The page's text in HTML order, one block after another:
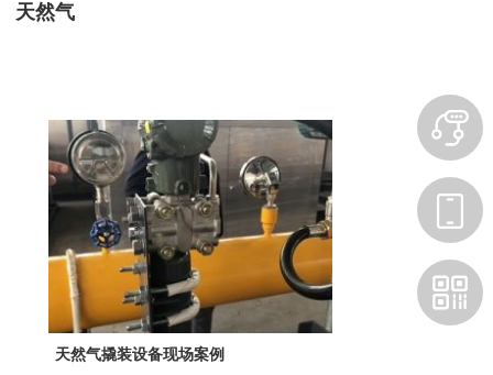
天然气
天然气撬装设备现场案例